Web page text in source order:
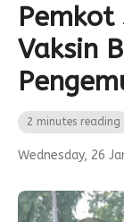
Pemkot
Vaksin
2 minutes reading
Wednesday, 26